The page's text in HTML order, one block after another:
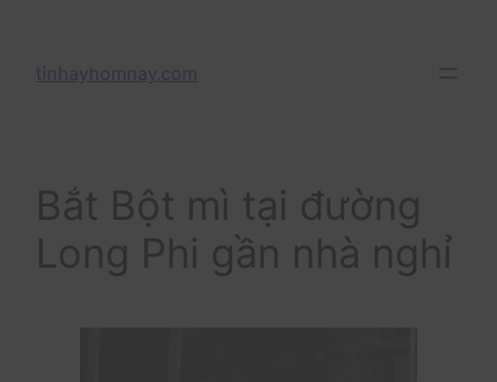
content
tinhayhomnay.com
Bắt Bột mì tại đường
Long Phi gần nhà nghỉ